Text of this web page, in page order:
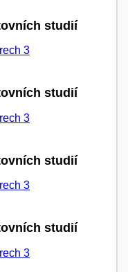
studií
3
studií
3
studií
3
studií
3